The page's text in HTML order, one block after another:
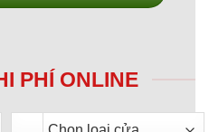
PHÍ ONLINE